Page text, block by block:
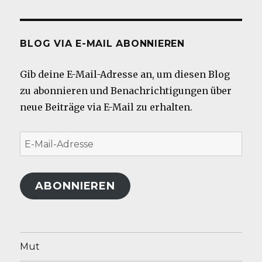
BLOG VIA E-MAIL ABONNIEREN
Gib deine E-Mail-Adresse an, um diesen Blog
zu abonnieren und Benachrichtigungen über
neue Beiträge via E-Mail zu erhalten.
E-
Mail-
Adresse
ABONNIEREN
Mut